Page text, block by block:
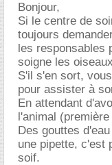
Bonjour,
Si le centre de
toujours
les responsables
soigne les
S'il s'en sort,
pour assister à
En attendant
l'animal
Des gouttes
une pipette, c'est
soif.